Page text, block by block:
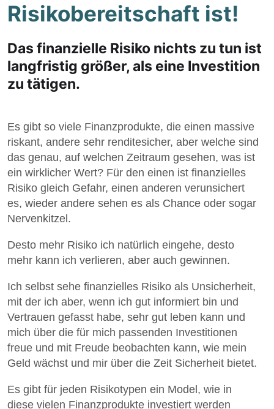
Risikobereitschaft ist!
Das finanzielle Risiko nichts zu tun ist
langfristig größer, als eine Investition
zu tätigen.
Es gibt so viele Finanzprodukte, die einen massive
riskant, andere sehr renditesicher, aber welche sind
das genau, auf welchen Zeitraum gesehen, was ist
ein wirklicher Wert? Für den einen ist finanzielles
Risiko gleich Gefahr, einen anderen verunsichert
es, wieder andere sehen es als Chance oder sogar
Nervenkitzel.
Desto mehr Risiko ich natürlich eingehe, desto
mehr kann ich verlieren, aber auch gewinnen.
Ich selbst sehe finanzielles Risiko als Unsicherheit,
mit der ich aber, wenn ich gut informiert bin und
Vertrauen gefasst habe, sehr gut leben kann und
mich über die für mich passenden Investitionen
freue und mit Freude beobachten kann, wie mein
Geld wächst und mir über die Zeit Sicherheit bietet.
Es gibt für jeden Risikotypen ein Model, wie in
diese vielen Finanzprodukte investiert werden